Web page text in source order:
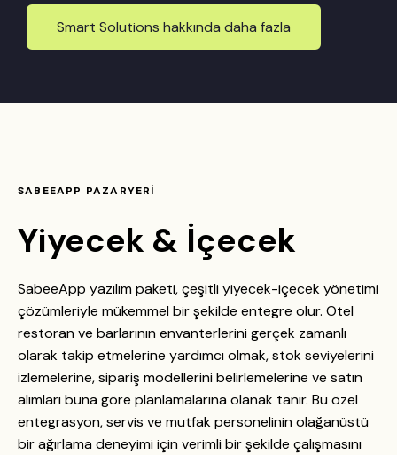
Smart Solutions hakkında daha fazla
SABEEAPP PAZARYERİ
Yiyecek & İçecek
SabeeApp yazılım paketi, çeşitli yiyecek-içecek yönetimi
çözümleriyle mükemmel bir şekilde entegre olur. Otel
restoran ve barlarının envanterlerini gerçek zamanlı
olarak takip etmelerine yardımcı olmak, stok seviyelerini
izlemelerine, sipariş modellerini belirlemelerine ve satın
alımları buna göre planlamalarına olanak tanır. Bu özel
entegrasyon, servis ve mutfak personelinin olağanüstü
bir ağırlama deneyimi için verimli bir şekilde çalışmasını